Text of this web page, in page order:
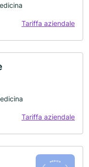
Tariffa aziendale
Tariffa aziendale